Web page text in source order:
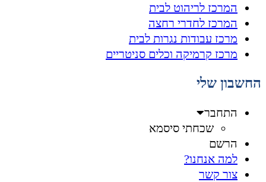
המרכז לריהוט לבית
המרכז לחדרי רחצה
מרכז עבודות נגרות לבית
מרכז קרמיקה וכלים סניטריים
החשבון שלי
התחבר
שכחתי סיסמא
הרשם
למה אנחנו?
צור קשר